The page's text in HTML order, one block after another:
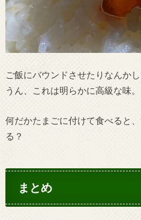
ご飯にバウンドさせたりなんかし
うん、これは明らかに高級な味。
何だかたまごに付けて食べると
る？
まとめ